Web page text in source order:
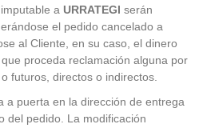
a URRATEGI serán
el pedido cancelado a
al Cliente, en su caso, el dinero
proceda reclamación alguna por
futuros, directos o indirectos.
a puerta en la dirección de entrega
del pedido. La modificación